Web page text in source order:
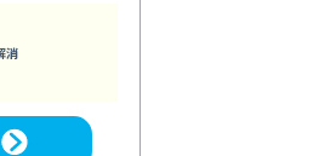
消